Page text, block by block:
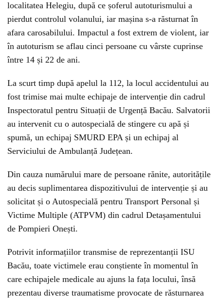
localitatea Helegiu, după ce șoferul autoturismului a
pierdut controlul volanului, iar mașina s-a răsturnat în
afara carosabilului. Impactul a fost extrem de violent, iar
în autoturism se aflau cinci persoane cu vârste cuprinse
între 14 și 22 de ani.
La scurt timp după apelul la 112, la locul accidentului au
fost trimise mai multe echipaje de intervenție din cadrul
Inspectoratul pentru Situații de Urgență Bacău. Salvatorii
au intervenit cu o autospecială de stingere cu apă și
spumă, un echipaj SMURD EPA și un echipaj al
Serviciului de Ambulanță Județean.
Din cauza numărului mare de persoane rănite, autoritățile
au decis suplimentarea dispozitivului de intervenție și au
solicitat și o Autospecială pentru Transport Personal și
Victime Multiple (ATPVM) din cadrul Detașamentului
de Pompieri Onești.
Potrivit informațiilor transmise de reprezentanții ISU
Bacău, toate victimele erau conștiente în momentul în
care echipajele medicale au ajuns la fața locului, însă
prezentau diverse traumatisme provocate de răsturnarea